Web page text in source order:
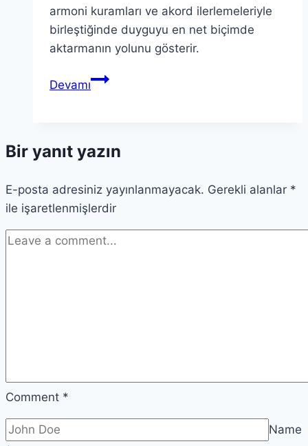
armoni kuramları ve akord ilerlemeleriyle
birleştiğinde duyguyu en net biçimde
aktarmanın yolunu gösterir.
DevamıMüzik
kompozisyonu
rehberi
Bir yanıt yazın
E-posta adresiniz yayınlanmayacak. Gerekli alanlar *
ile işaretlenmişlerdir
Comment *
Name